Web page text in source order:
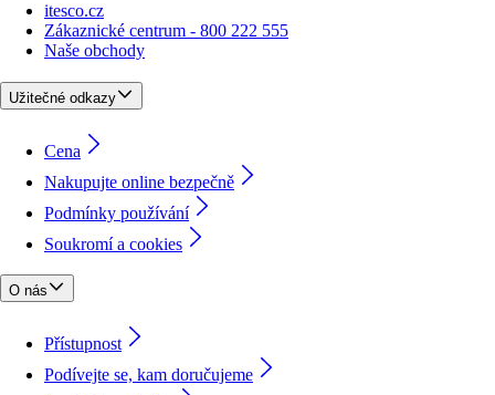
itesco.cz
Zákaznické centrum - 800 222 555
Naše obchody
Užitečné odkazy
Cena
Nakupujte online bezpečně
Podmínky používání
Soukromí a cookies
O nás
Přístupnost
Podívejte se, kam doručujeme